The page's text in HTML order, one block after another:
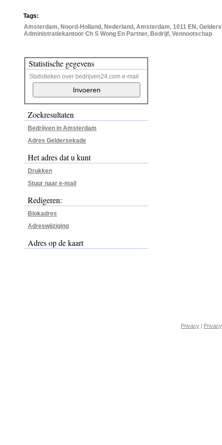
Tags:
Amsterdam, Noord-Holland, Nederland, Amsterdam, 1011 EN,
Administratiekantoor Ch S Wong En Partner, Bedrijf, Vennootschap
Statistische gegevens
Statistieken over bedrijven24.com e-mail
Zoekresultaten
Bedrijven in Amsterdam
Adres Geldersekade
Het adres dat u kunt
Drukken
Stuur naar e-mail
Redigeren:
Blokadres
Adreswijziging
Adres op de kaart
Privacy |